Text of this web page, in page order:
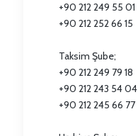
+90 212 249 55 01
+90 212 252 66 15
Taksim Şube;
+90 212 249 79 18
+90 212 243 54 04
+90 212 245 66 77